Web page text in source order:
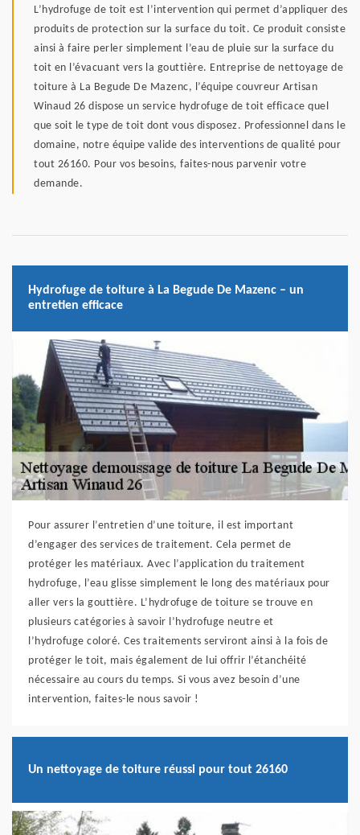
L’hydrofuge de toit est l’intervention qui permet d’appliquer des
produits de protection sur la surface du toit. Ce produit consiste
ainsi à faire perler simplement l’eau de pluie sur la surface du
toit en l’évacuant vers la gouttière. Entreprise de nettoyage de
toiture à La Begude De Mazenc, l’équipe couvreur Artisan
Winaud 26 dispose un service hydrofuge de toit efficace quel
que soit le type de toit dont vous disposez. Professionnel dans le
domaine, notre équipe valide des interventions de qualité pour
tout 26160. Pour vos besoins, faites-nous parvenir votre
demande.
Hydrofuge de toiture à La Begude De Mazenc – un
entretien efficace
Pour assurer l’entretien d’une toiture, il est important
d’engager des services de traitement. Cela permet de
protéger les matériaux. Avec l’application du traitement
hydrofuge, l’eau glisse simplement le long des matériaux pour
aller vers la gouttière. L’hydrofuge de toiture se trouve en
plusieurs catégories à savoir l’hydrofuge neutre et
l’hydrofuge coloré. Ces traitements serviront ainsi à la fois de
protéger le toit, mais également de lui offrir l’étanchéité
nécessaire au cours du temps. Si vous avez besoin d’une
intervention, faites-le nous savoir !
Un nettoyage de toiture réussi pour tout 26160